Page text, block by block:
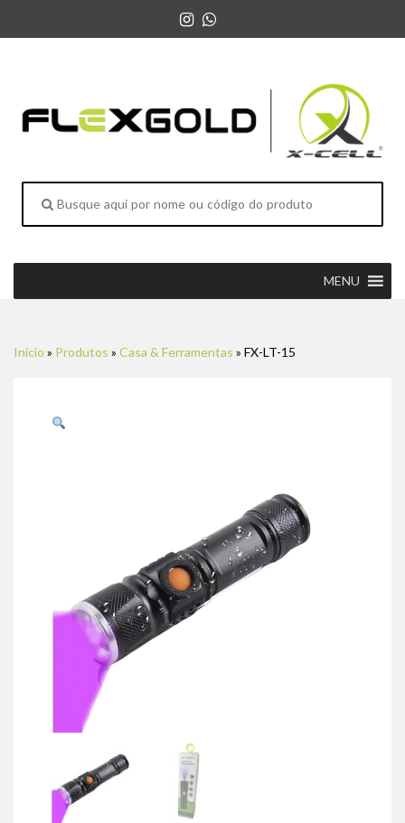
MENU
Início » Produtos » Casa & Ferramentas » FX-LT-15